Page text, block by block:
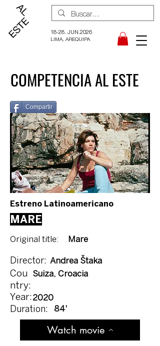
18-28. JUN.2026
LIMA, AREQUIPA
COMPETENCIA AL ESTE
Compartir
Estreno Latinoamericano
MARE
Original title: Mare
Director: Andrea Štaka
Cou
ntry:
Year:
Suiza, Croacia
2020
Duration: 84'
Watch movie